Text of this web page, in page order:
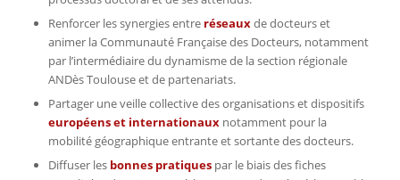
Renforcer les synergies entre réseauxde docteurs et
animer la Communauté Française des Docteurs, notamment
par l’intermédiaire du dynamisme de la section régionale
ANDès Toulouse et de partenariats.
Partager une veille collective des organisations et dispositifs
européens et internationauxnotamment pour la
mobilité géographique entrante et sortante des docteurs.
Diffuser les bonnes pratiquespar le biais des fiches